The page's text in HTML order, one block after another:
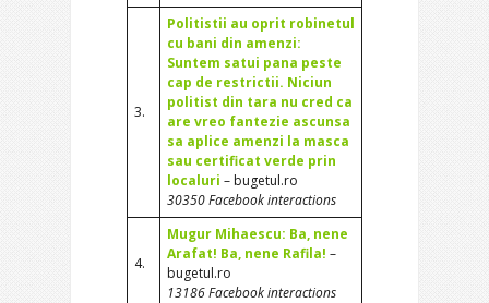
3.
Politistii au oprit robinetul
cu bani din amenzi:
Suntem satui pana peste
cap de restrictii. Niciun
politist din tara nu cred ca
are vreo fantezie ascunsa
sa aplice amenzi la masca
sau certificat verde prin
localuri – bugetul.ro
30350 Facebook interactions
4.
Mugur Mihaescu: Ba, nene
Arafat! Ba, nene Rafila! –
bugetul.ro
13186 Facebook interactions